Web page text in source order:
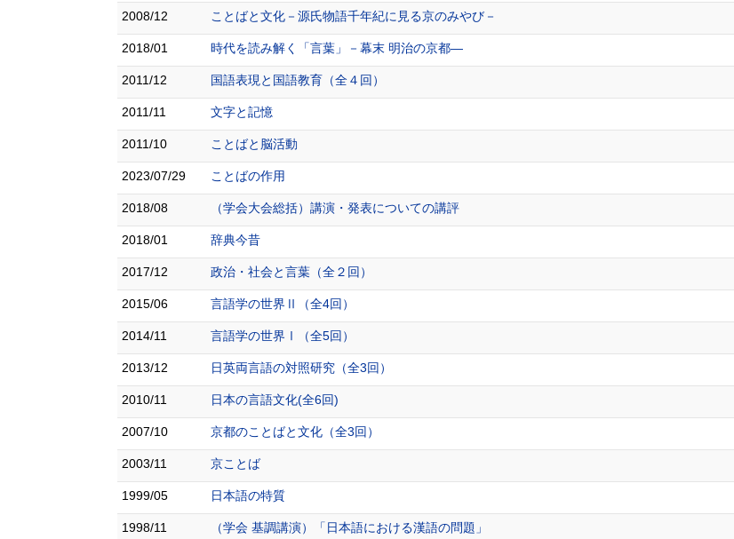
2008/12 ことばと文化－源氏物語千年紀に見る京のみやび－
2018/01 時代を読み解く「言葉」－幕末 明治の京都―
2011/12 国語表現と国語教育（全４回）
2011/11 文字と記憶
2011/10 ことばと脳活動
2023/07/29 ことばの作用
2018/08 （学会大会総括）講演・発表についての講評
2018/01 辞典今昔
2017/12 政治・社会と言葉（全２回）
2015/06 言語学の世界Ⅱ（全4回）
2014/11 言語学の世界Ⅰ（全5回）
2013/12 日英両言語の対照研究（全3回）
2010/11 日本の言語文化(全6回)
2007/10 京都のことばと文化（全3回）
2003/11 京ことば
1999/05 日本語の特質
1998/11 （学会 基調講演）「日本語における漢語の問題」